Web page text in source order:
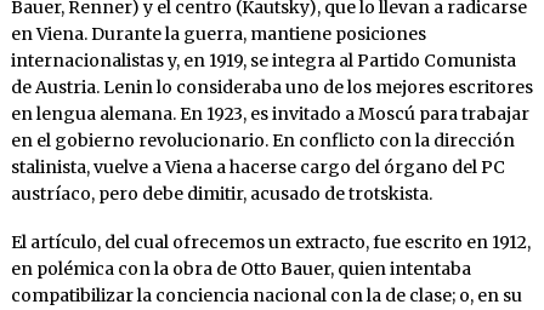
Bauer, Renner) y el centro (Kautsky), que lo llevan a radicarse
en Viena. Durante la guerra, mantiene posiciones
internacionalistas y, en 1919, se integra al Partido Comunista
de Austria. Lenin lo consideraba uno de los mejores escritores
en lengua alemana. En 1923, es invitado a Moscú para trabajar
en el gobierno revolucionario. En conflicto con la dirección
stalinista, vuelve a Viena a hacerse cargo del órgano del PC
austríaco, pero debe dimitir, acusado de trotskista.
El artículo, del cual ofrecemos un extracto, fue escrito en 1912,
en polémica con la obra de Otto Bauer, quien intentaba
compatibilizar la conciencia nacional con la de clase; o, en su